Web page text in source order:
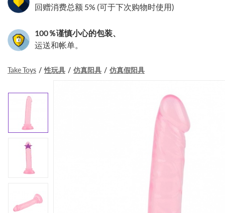
回赠消费总额 5% (可于下次购物时使用)
100％谨慎小心的包装、
运送和帐单。
Take Toys 性玩具 仿真阳具 仿真假阳具